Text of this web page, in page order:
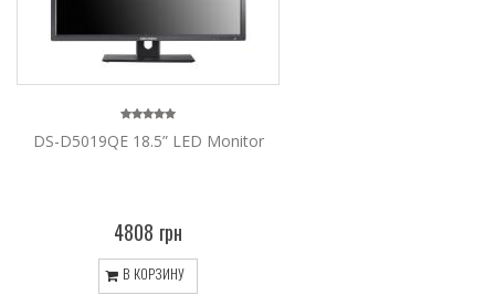
DS-D5019QE 18.5” LED Monitor
4808 грн
В КОРЗИНУ